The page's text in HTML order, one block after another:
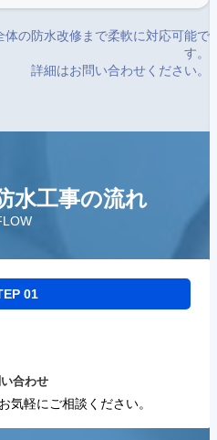
の防水改修まで柔軟に対応可能で
す。
詳細はお問い合わせください。
水工事の流れ
01
合わせ
気軽にご相談ください。